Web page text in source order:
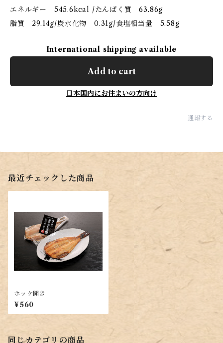
エネルギー 545.6kcal /たんぱく質 63.86g
脂質 29.14g/炭水化物 0.31g/食塩相当量 5.58g
International shipping available
Add to cart
日本国内にお住まいの方向け
通報する
最近チェックした商品
ホッケ開き
¥560
同じカテゴリの商品